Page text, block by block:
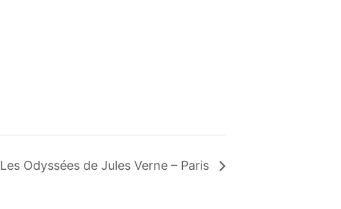
Les Odyssées de Jules Verne – Paris